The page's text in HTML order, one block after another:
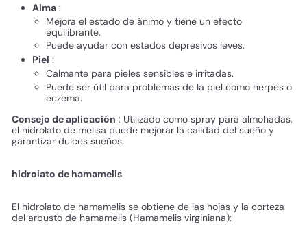
Alma :
Mejora el estado de ánimo y tiene un efecto
equilibrante.
Puede ayudar con estados depresivos leves.
Piel :
Calmante para pieles sensibles e irritadas.
Puede ser útil para problemas de la piel como herpes o
eczema.
Consejo de aplicación : Utilizado como spray para almohadas,
el hidrolato de melisa puede mejorar la calidad del sueño y
garantizar dulces sueños.
hidrolato de hamamelis
El hidrolato de hamamelis se obtiene de las hojas y la corteza
del arbusto de hamamelis (Hamamelis virginiana):